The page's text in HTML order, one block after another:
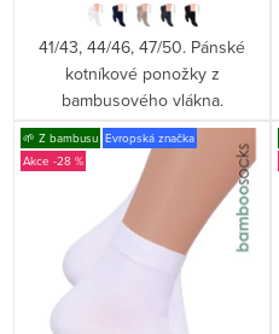
41/43, 44/46, 47/50. Pánské
kotníkové ponožky z
bambusového vlákna.
🌱 Z bambusu Evropská značka
-28 %